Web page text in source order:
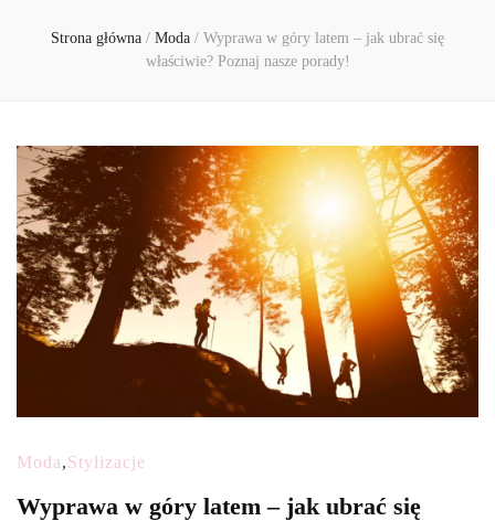
Strona główna / Moda / Wyprawa w góry latem – jak ubrać się
właściwie? Poznaj nasze porady!
Moda,Stylizacje
Wyprawa w góry latem – jak ubrać się